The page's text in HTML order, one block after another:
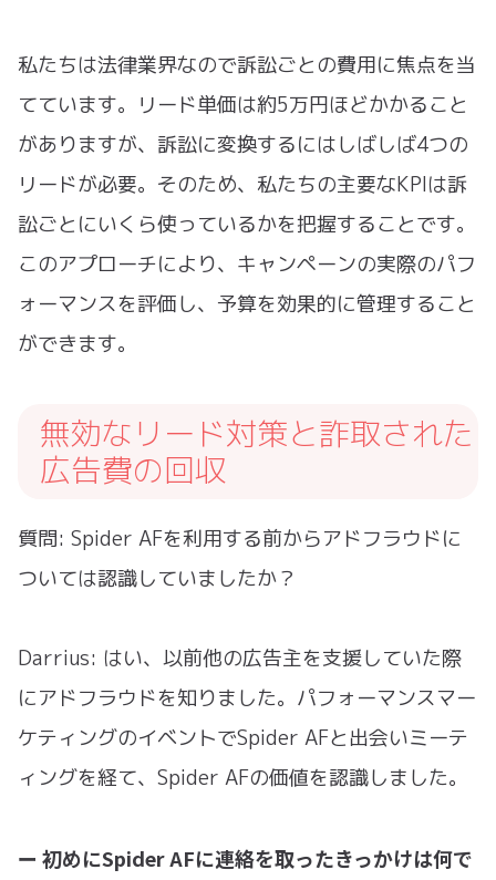
私たちは法律業界なので訴訟ごとの費用に焦点を当
てています。リード単価は約5万円ほどかかること
がありますが、訴訟に変換するにはしばしば4つの
リードが必要。そのため、私たちの主要なKPIは訴
訟ごとにいくら使っているかを把握することです。
このアプローチにより、キャンペーンの実際のパフ
ォーマンスを評価し、予算を効果的に管理すること
ができます。
無効なリード対策と詐取された
広告費の回収
質問: Spider AFを利用する前からアドフラウドに
ついては認識していましたか？
Darrius: はい、以前他の広告主を支援していた際
にアドフラウドを知りました。パフォーマンスマー
ケティングのイベントでSpider AFと出会いミーテ
ィングを経て、Spider AFの価値を認識しました。
ー 初めにSpider AFに連絡を取ったきっかけは何で